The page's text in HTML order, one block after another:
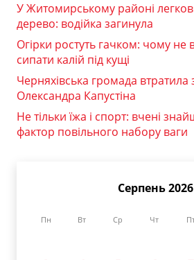
У Житомирському районі
дерево: водійка загинула
Огірки ростуть гачком: чому не
сипати калій під кущі
Черняхівська громада втратила
Олександра Капустіна
Не тільки їжа і спорт: вчені
фактор повільного набору ваги
Серпень 2026
Пн Вт Ср Чт